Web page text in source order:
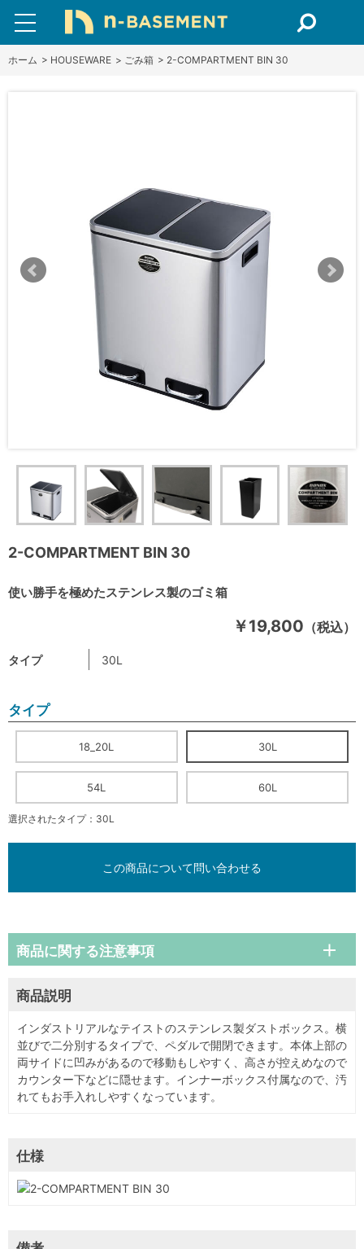
ホーム > HOUSEWARE > ごみ箱 > 2-COMPARTMENT BIN 30
2-COMPARTMENT BIN 30
使い勝手を極めたステンレス製のゴミ箱
￥19,800 （税込）
タイプ 30L
タイプ
18_20L 30L
54L 60L
選択されたタイプ：30L
この商品について問い合わせる
商品説明
インダストリアルなテイストのステンレス製ダストボックス。横
並びで二分別するタイプで、ペダルで開閉できます。本体上部の
両サイドに凹みがあるので移動もしやすく、高さが控えめなので
カウンター下などに隠せます。インナーボックス付属なので、汚
れてもお手入れしやすくなっています。
商品に関する注意事項
仕様